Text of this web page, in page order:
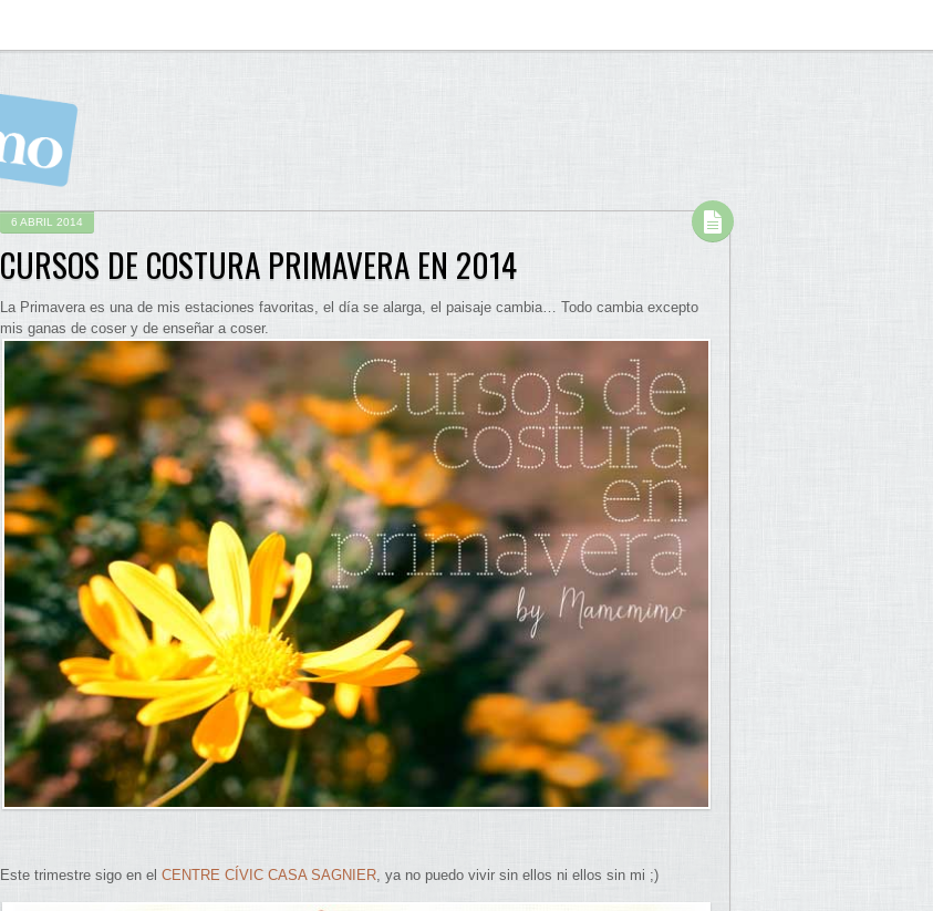
6 ABRIL 2014
CURSOS DE COSTURA PRIMAVERA EN 2014
La Primavera es una de mis estaciones favoritas, el día se alarga, el paisaje cambia… Todo cambia excepto
mis ganas de coser y de enseñar a coser.
Este trimestre sigo en el CENTRE CÍVIC CASA SAGNIER, ya no puedo vivir sin ellos ni ellos sin mi ;)